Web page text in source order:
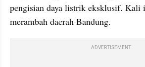
pengisian daya listrik eksklusif. Kali
merambah daerah Bandung.
ADVERTISEMENT